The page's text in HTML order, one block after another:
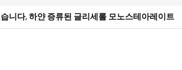
니다, 하얀 증류된 글리세롤 모노스테아레이트